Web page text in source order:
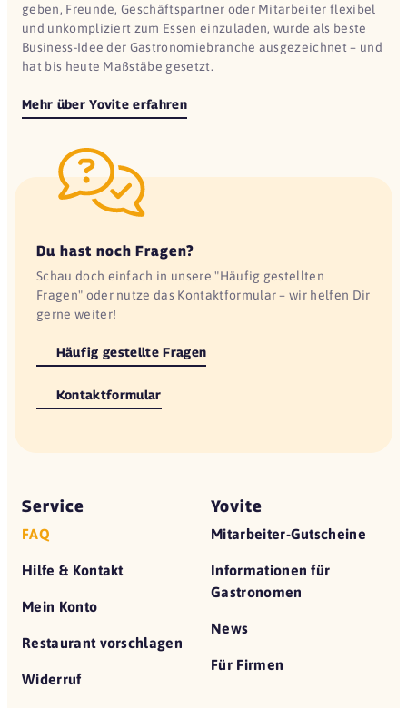
geben, Freunde, Geschäftspartner oder Mitarbeiter flexibel
und unkompliziert zum Essen einzuladen, wurde als beste
Business-Idee der Gastronomiebranche ausgezeichnet – und
hat bis heute Maßstäbe gesetzt.
Mehr über Yovite erfahren
Du hast noch Fragen?
Schau doch einfach in unsere "Häufig gestellten
Fragen" oder nutze das Kontaktformular – wir helfen Dir
gerne weiter!
Häufig gestellte Fragen
Kontaktformular
Service
FAQ
Hilfe & Kontakt
Mein Konto
Restaurant vorschlagen
Widerruf
Yovite
Mitarbeiter-Gutscheine
Informationen für
Gastronomen
News
Für Firmen